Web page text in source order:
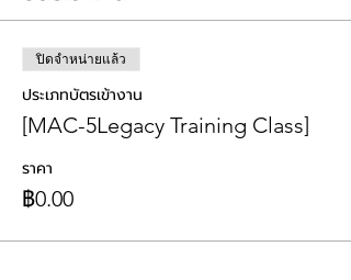
ปิดจำหน่ายแล้ว
ประเภทบัตรเข้างาน
[MAC-5Legacy Training Class]
ราคา
฿0.00